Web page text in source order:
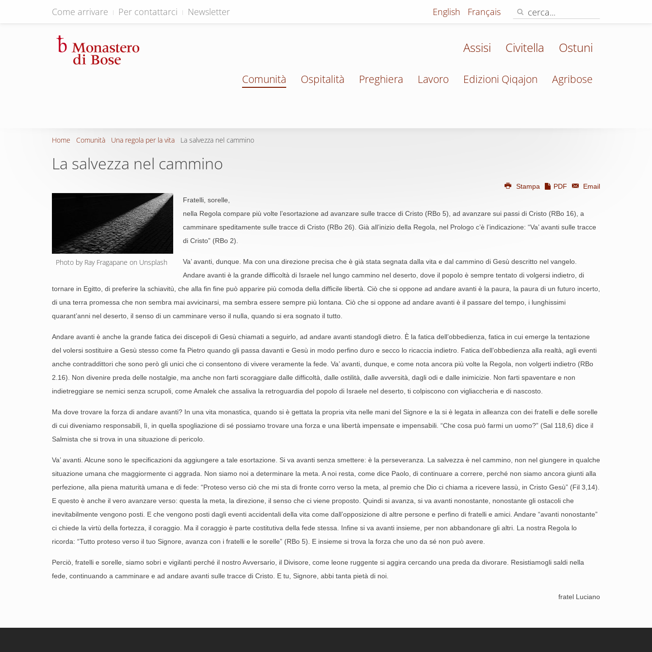
Come arrivare Per contattarci Newsletter English Français
Assisi Civitella Ostuni
Comunità Ospitalità Preghiera Lavoro Edizioni Qiqajon Agribose
Home Comunità Una regola per la vita La salvezza nel cammino
La salvezza nel cammino
Stampa PDF Email
Photo by Ray Fragapane on Unsplash
Fratelli, sorelle,
nella Regola compare più volte l’esortazione ad avanzare sulle tracce di Cristo (RBo 5), ad avanzare sui passi di Cristo (RBo 16), a
camminare speditamente sulle tracce di Cristo (RBo 26). Già all’inizio della Regola, nel Prologo c’è l’indicazione: “Va’ avanti sulle tracce
di Cristo” (RBo 2).
Va’ avanti, dunque. Ma con una direzione precisa che è già stata segnata dalla vita e dal cammino di Gesù descritto nel vangelo.
Andare avanti è la grande difficoltà di Israele nel lungo cammino nel deserto, dove il popolo è sempre tentato di volgersi indietro, di
tornare in Egitto, di preferire la schiavitù, che alla fin fine può apparire più comoda della difficile libertà. Ciò che si oppone ad andare avanti è la paura, la paura di un futuro incerto,
di una terra promessa che non sembra mai avvicinarsi, ma sembra essere sempre più lontana. Ciò che si oppone ad andare avanti è il passare del tempo, i lunghissimi
quarant’anni nel deserto, il senso di un camminare verso il nulla, quando si era sognato il tutto.
Andare avanti è anche la grande fatica dei discepoli di Gesù chiamati a seguirlo, ad andare avanti standogli dietro. È la fatica dell’obbedienza, fatica in cui emerge la tentazione
del volersi sostituire a Gesù stesso come fa Pietro quando gli passa davanti e Gesù in modo perfino duro e secco lo ricaccia indietro. Fatica dell’obbedienza alla realtà, agli eventi
anche contraddittori che sono però gli unici che ci consentono di vivere veramente la fede. Va’ avanti, dunque, e come nota ancora più volte la Regola, non volgerti indietro (RBo
2.16). Non divenire preda delle nostalgie, ma anche non farti scoraggiare dalle difficoltà, dalle ostilità, dalle avversità, dagli odi e dalle inimicizie. Non farti spaventare e non
indietreggiare se nemici senza scrupoli, come Amalek che assaliva la retroguardia del popolo di Israele nel deserto, ti colpiscono con vigliaccheria e di nascosto.
Ma dove trovare la forza di andare avanti? In una vita monastica, quando si è gettata la propria vita nelle mani del Signore e la si è legata in alleanza con dei fratelli e delle sorelle
di cui diveniamo responsabili, lì, in quella spogliazione di sé possiamo trovare una forza e una libertà impensate e impensabili. “Che cosa può farmi un uomo?” (Sal 118,6) dice il
Salmista che si trova in una situazione di pericolo.
Va’ avanti. Alcune sono le specificazioni da aggiungere a tale esortazione. Si va avanti senza smettere: è la perseveranza. La salvezza è nel cammino, non nel giungere in qualche
situazione umana che maggiormente ci aggrada. Non siamo noi a determinare la meta. A noi resta, come dice Paolo, di continuare a correre, perché non siamo ancora giunti alla
perfezione, alla piena maturità umana e di fede: “Proteso verso ciò che mi sta di fronte corro verso la meta, al premio che Dio ci chiama a ricevere lassù, in Cristo Gesù” (Fil 3,14).
E questo è anche il vero avanzare verso: questa la meta, la direzione, il senso che ci viene proposto. Quindi si avanza, si va avanti nonostante, nonostante gli ostacoli che
inevitabilmente vengono posti. E che vengono posti dagli eventi accidentali della vita come dall’opposizione di altre persone e perfino di fratelli e amici. Andare “avanti nonostante”
ci chiede la virtù della fortezza, il coraggio. Ma il coraggio è parte costitutiva della fede stessa. Infine si va avanti insieme, per non abbandonare gli altri. La nostra Regola lo
ricorda: “Tutto proteso verso il tuo Signore, avanza con i fratelli e le sorelle” (RBo 5). E insieme si trova la forza che uno da sé non può avere.
Perciò, fratelli e sorelle, siamo sobri e vigilanti perché il nostro Avversario, il Divisore, come leone ruggente si aggira cercando una preda da divorare. Resistiamogli saldi nella
fede, continuando a camminare e ad andare avanti sulle tracce di Cristo. E tu, Signore, abbi tanta pietà di noi.
fratel Luciano